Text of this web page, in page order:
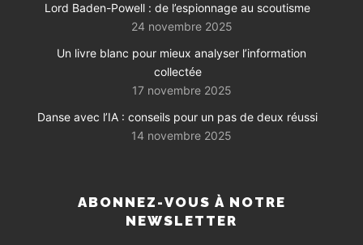
Lord Baden-Powell : de l’espionnage au scoutisme
24 novembre 2025
Un livre blanc pour mieux analyser l’information
collectée
17 novembre 2025
Danse avec l’IA : conseils pour un pas de deux réussi
14 novembre 2025
ABONNEZ-VOUS À NOTRE
NEWSLETTER